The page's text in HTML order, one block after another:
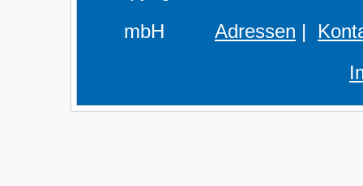
mbH Adressen |